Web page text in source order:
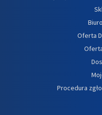
Oferta
Procedura